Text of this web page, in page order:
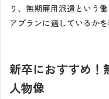
り、無期雇用派遣という
アプランに適しているか
新卒におすすめ！
人物像